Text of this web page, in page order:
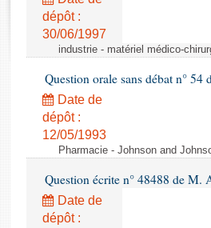
Rapports d'enquête
Rapports législatifs
Dossiers législatifs
Budget et sécurité sociale
Questions écrites et orales
dépôt :
30/06/1997
industrie - matériel médico-
Question orale sans débat n°
Date de
dépôt :
12/05/1993
Pharmacie - Johnson and
Question écrite n° 48488 de M.
Date de
dépôt :